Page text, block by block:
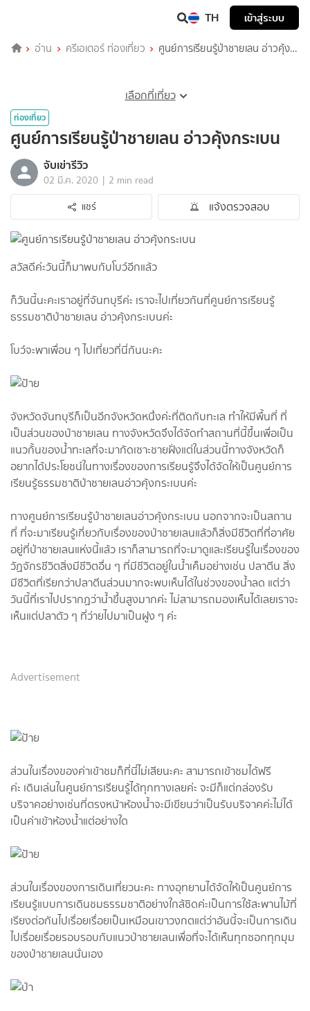
TH เข้าสู่ระบบ
อ่าน ครีเอเตอร์ ท่องเที่ยว
ศูนย์การเรียนรู้ป่าชายเลน อ่าวคุ้ง
เลือกที่เที่ยว
ท่องเที่ยว
ศูนย์การเรียนรู้ป่าชายเลน อ่าวคุ้งกระเบน
จับเข่ารีวิว
02 มี.ค. 2020 | 2 min read
แชร์
แจ้งตรวจสอบ
สวัสดีค่ะวันนี้ก็มาพบกับโบว์อีกแล้ว
ก็วันนี้นะคะเราอยู่ที่จันทบุรีค่ะ เราจะไปเที่ยวกันที่ศูนย์การเรียนรู้
ธรรมชาติป่าชายเลน อ่าวคุ้งกระเบนค่ะ
โบว์จะพาเพื่อน ๆ ไปเที่ยวที่นี่กันนะคะ
จังหวัดจันทบุรีก็เป็นอีกจังหวัดหนึ่งค่ะที่ติดกับทะเล ทำให้มีพื้นที่ ที่
เป็นส่วนของป่าชายเลน ทางจังหวัดจึงได้จัดทำสถานที่นี้ขึ้นเพื่อเป็น
แนวกั้นของน้ำทะเลที่จะมากัดเซาะชายฝั่งแต่ในส่วนนี้ทางจังหวัดก็
อยากได้ประโยชน์ในทางเรื่องของการเรียนรู้จึงได้จัดให้เป็นศูนย์การ
เรียนรู้ธรรมชาติป่าชายเลนอ่าวคุ้งกระเบนค่ะ
ทางศูนย์การเรียนรู้ป่าชายเลนอ่าวคุ้งกระเบน นอกจากจะเป็นสถาน
ที่ ที่จะมาเรียนรู้เกี่ยวกับเรื่องของป่าชายเลนแล้วก็สิ่งมีชีวิตที่ที่อาศัย
อยู่ที่ป่าชายเลนแห่งนี้แล้ว เราก็สามารถที่จะมาดูและเรียนรู้ในเรื่องของ
วัฏจักรชีวิตสิ่งมีชีวิตอื่น ๆ ที่มีชีวิตอยู่ในน้ำเค็มอย่างเช่น ปลาตีน สิ่ง
มีชีวิตที่เรียกว่าปลาตีนส่วนมากจะพบเห็นได้ในช่วงของน้ำลด แต่ว่า
วันนี้ที่เราไปปรากฏว่าน้ำขึ้นสูงมากค่ะ ไม่สามารถมองเห็นได้เลยเราจะ
เห็นแต่ปลาตัว ๆ ที่ว่ายไปมาเป็นฝูง ๆ ค่ะ
Advertisement
ส่วนในเรื่องของค่าเข้าชมก็ที่นี่ไม่เสียนะคะ สามารถเข้าชมได้ฟรี
ค่ะ เดินเล่นในศูนย์การเรียนรู้ได้ทุกทางเลยค่ะ จะมีก็แต่กล่องรับ
บริจาคอย่างเช่นที่ตรงหน้าห้องน้ำจะมีเขียนว่าเป็นรับบริจาคค่ะไม่ได้
เป็นค่าเข้าห้องน้ำแต่อย่างใด
ส่วนในเรื่องของการเดินเที่ยวนะคะ ทางอุทยานได้จัดให้เป็นศูนย์การ
เรียนรู้แบบการเดินชมธรรมชาติอย่างใกล้ชิดค่ะเป็นการใช้สะพานไม้ที่
เรียงต่อกันไปเรื่อยเรื่อยเป็นเหมือนเขาวงกตแต่ว่าอันนี้จะเป็นการเดิน
ไปเรื่อยเรื่อยรอบรอบกับแนวป่าชายเลนเพื่อที่จะได้เห็นทุกซอกทุกมุม
ของป่าชายเลนนั่นเอง